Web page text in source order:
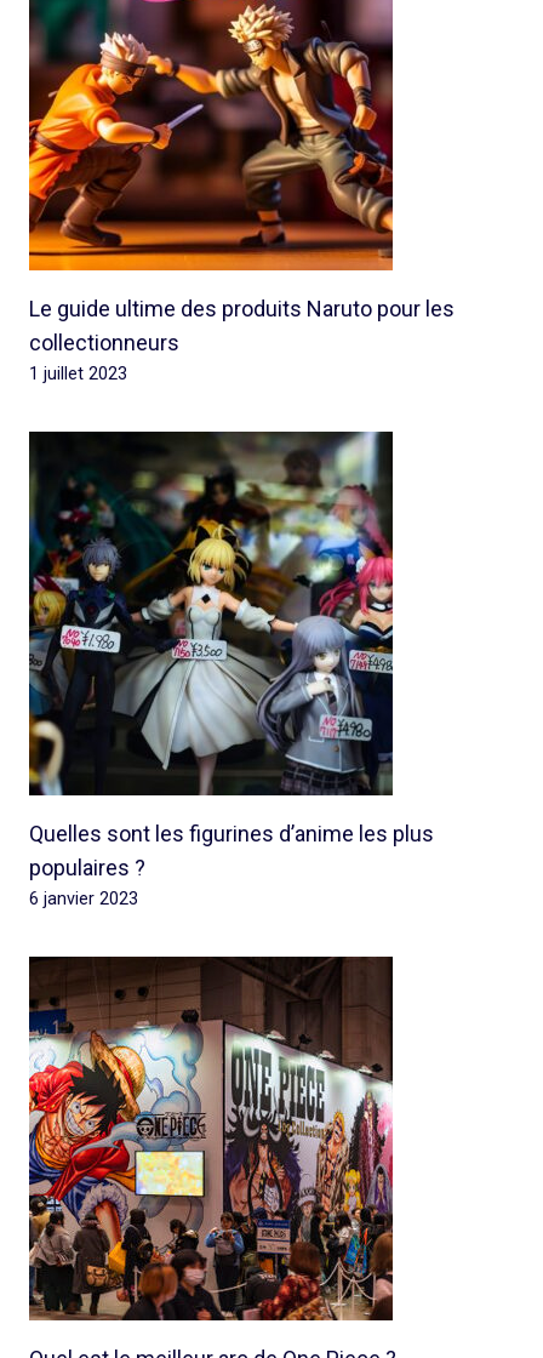
Le guide ultime des produits Naruto pour les
collectionneurs
1 juillet 2023
Quelles sont les figurines d’anime les plus
populaires ?
6 janvier 2023